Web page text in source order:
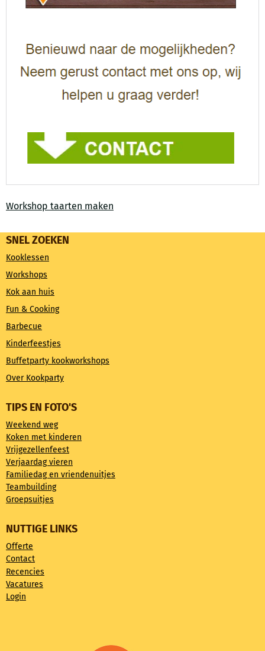
Workshop taarten maken
SNEL ZOEKEN
Kooklessen
Workshops
Kok aan huis
Fun & Cooking
Barbecue
Kinderfeestjes
Buffetparty kookworkshops
Over Kookparty
TIPS EN FOTO'S
Weekend weg
Koken met kinderen
Vrijgezellenfeest
Verjaardag vieren
Familiedag en vriendenuitjes
Teambuilding
Groepsuitjes
NUTTIGE LINKS
Offerte
Contact
Recencies
Vacatures
Login